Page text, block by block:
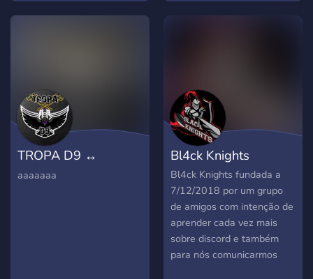
TROPA D9 ↔
LÂNDIA e GRPLAY -
aaaaaaa
Bl4ck Knights
Bl4ck Knights fundada a
7/12/2018 por um grupo
de amigos com intenção de
aprender cada vez mais
sobre discord e também
para nós comunicarmos